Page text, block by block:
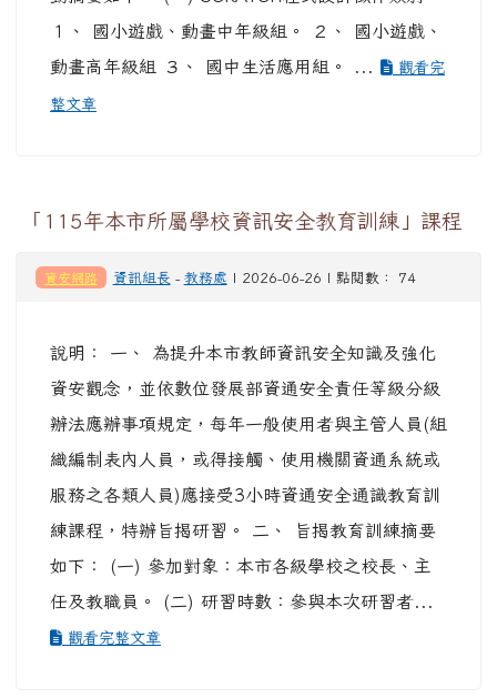
１、 國小遊戲、動畫中年級組。 ２、 國小遊戲、
動畫高年級組 ３、 國中生活應用組。 ...
觀看完
整文章
「115年本市所屬學校資訊安全教育訓練」課程
資安網路 資訊組長 - 教務處 | 2026-06-26 | 點閱數： 74
說明： 一、 為提升本市教師資訊安全知識及強化
資安觀念，並依數位發展部資通安全責任等級分級
辦法應辦事項規定，每年一般使用者與主管人員(組
織編制表內人員，或得接觸、使用機關資通系統或
服務之各類人員)應接受3小時資通安全通識教育訓
練課程，特辦旨揭研習。 二、 旨揭教育訓練摘要
如下： (一) 參加對象：本市各級學校之校長、主
任及教職員。 (二) 研習時數：參與本次研習者...
觀看完整文章